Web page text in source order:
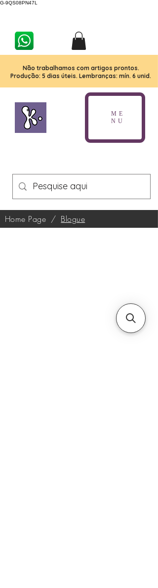
G-9QS08PN47L
Não trabalhamos com artigos prontos.
Produção: 5 dias úteis. Lembranças: mín. 6 unid.
ME
NU
Home Page / Blogue